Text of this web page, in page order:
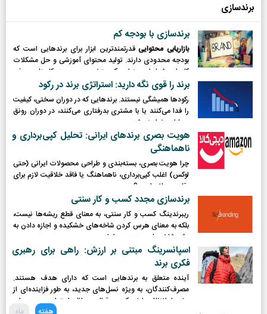
برندسازی
برندسازی با بودجه کم
بازاریابی محتواییقدرتمندترین ابزار برای برندهایی است که
بودجه محدودی دارند. تولید محتوای آموزشی و حل مشکلات
کاربران، شما را به عنوان یک متخصص در حوزه کاریتان معرفی
می‌کند.
برند را قوی نگه دارید: استراتژی برند در رکود
رکودها همیشگی نیستند. برندهایی که در دوران سختی، کیفیت
را فدا می‌کنند یا با مشتری بدرفتاری می‌کنند، در دوران رونق
مجازات خواهند شد.
هویت بصری برندهای ایرانی: تحلیل کپی‌برداری و
ناهماهنگی
چرا هویت بصری، بسته‌بندی و طراحی محصولات ایرانی (حتی
لوکس) اغلب کپی‌برداری، ناهماهنگ یا فاقد خلاقیت لازم برای
رقابت جهانی است؟
برندسازی مجدد کسب و کار سنتی
ریبرندینگ کسب و کار سنتی، به معنای قطع ریشه‌ها نیست،
بلکه به معنای هرس کردن شاخه‌های خشکیده و اجازه دادن به
رشد شاخه‌های جدید و پربار است.
اسپانسرینگ مبتنی بر ارزش: راهی برای رهبری
فکری برند
آینده متعلق به برندهایی است که دارای هدف هستند.
مصرف‌کنندگان، به ویژه نسل‌های جدید، به طور فزاینده‌ای از
برندها انتظار دارند که در قبال مسائل اجتماعی و محیطی
هفته ماه